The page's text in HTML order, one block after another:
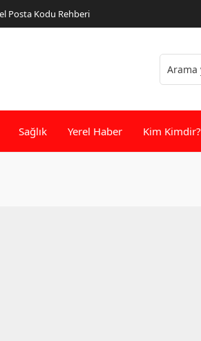
Posta Kodu Rehberi
Sağlık Yerel Haber Kim Kimdir?